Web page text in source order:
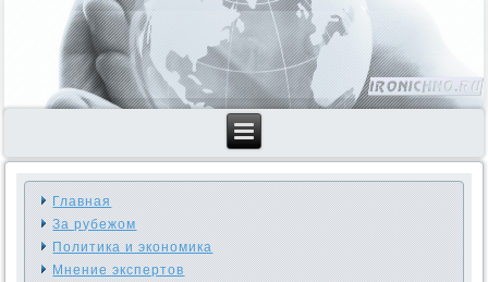
Главная
За рубежом
Политика и экономика
Мнение экспертов